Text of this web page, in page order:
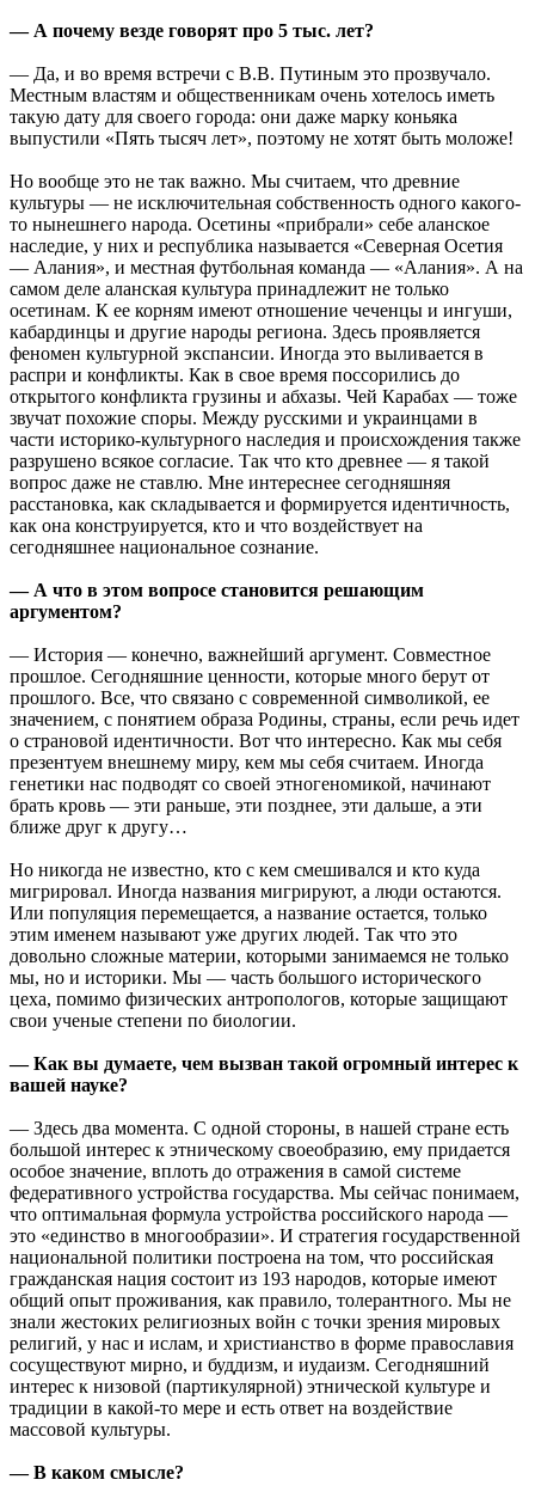
— А почему везде говорят про 5 тыс. лет?
— Да, и во время встречи с В.В. Путиным это прозвучало.
Местным властям и общественникам очень хотелось иметь
такую дату для своего города: они даже марку коньяка
выпустили «Пять тысяч лет», поэтому не хотят быть моложе!
Но вообще это не так важно. Мы считаем, что древние
культуры — не исключительная собственность одного какого-
то нынешнего народа. Осетины «прибрали» себе аланское
наследие, у них и республика называется «Северная Осетия
— Алания», и местная футбольная команда — «Алания». А на
самом деле аланская культура принадлежит не только
осетинам. К ее корням имеют отношение чеченцы и ингуши,
кабардинцы и другие народы региона. Здесь проявляется
феномен культурной экспансии. Иногда это выливается в
распри и конфликты. Как в свое время поссорились до
открытого конфликта грузины и абхазы. Чей Карабах — тоже
звучат похожие споры. Между русскими и украинцами в
части историко-культурного наследия и происхождения также
разрушено всякое согласие. Так что кто древнее — я такой
вопрос даже не ставлю. Мне интереснее сегодняшняя
расстановка, как складывается и формируется идентичность,
как она конструируется, кто и что воздействует на
сегодняшнее национальное сознание.
— А что в этом вопросе становится решающим
аргументом?
— История — конечно, важнейший аргумент. Совместное
прошлое. Сегодняшние ценности, которые много берут от
прошлого. Все, что связано с современной символикой, ее
значением, с понятием образа Родины, страны, если речь идет
о страновой идентичности. Вот что интересно. Как мы себя
презентуем внешнему миру, кем мы себя считаем. Иногда
генетики нас подводят со своей этногеномикой, начинают
брать кровь — эти раньше, эти позднее, эти дальше, а эти
ближе друг к другу…
Но никогда не известно, кто с кем смешивался и кто куда
мигрировал. Иногда названия мигрируют, а люди остаются.
Или популяция перемещается, а название остается, только
этим именем называют уже других людей. Так что это
довольно сложные материи, которыми занимаемся не только
мы, но и историки. Мы — часть большого исторического
цеха, помимо физических антропологов, которые защищают
свои ученые степени по биологии.
— Как вы думаете, чем вызван такой огромный интерес к
вашей науке?
— Здесь два момента. С одной стороны, в нашей стране есть
большой интерес к этническому своеобразию, ему придается
особое значение, вплоть до отражения в самой системе
федеративного устройства государства. Мы сейчас понимаем,
что оптимальная формула устройства российского народа —
это «единство в многообразии». И стратегия государственной
национальной политики построена на том, что российская
гражданская нация состоит из 193 народов, которые имеют
общий опыт проживания, как правило, толерантного. Мы не
знали жестоких религиозных войн с точки зрения мировых
религий, у нас и ислам, и христианство в форме православия
сосуществуют мирно, и буддизм, и иудаизм. Сегодняшний
интерес к низовой (партикулярной) этнической культуре и
традиции в какой-то мере и есть ответ на воздействие
массовой культуры.
— В каком смысле?